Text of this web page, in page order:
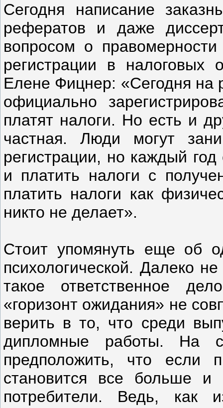
Сегодня написание
рефератов и даже
вопросом о
регистрации в налоговых
Елене Фицнер: «Сегодня
официально
платят налоги. Но есть и
частная. Люди могут
регистрации, но каждый
и платить налоги с
платить налоги как
никто не делает».
Стоит упомянуть еще об
психологической. Далеко
такое ответственное
«горизонт ожидания» не
верить в то, что среди
дипломные работы. На
предположить, что если
становится все больше и
потребители. Ведь, как